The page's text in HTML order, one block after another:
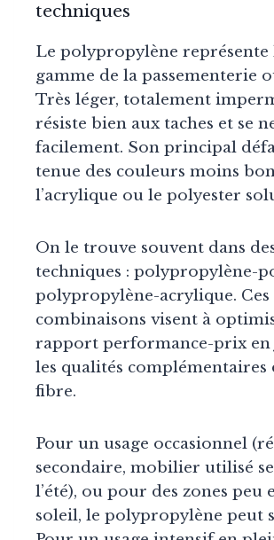
techniques
Le polypropylène représente
gamme de la passementerie
Très léger, totalement
résiste bien aux taches et se
facilement. Son principal
tenue des couleurs moins
l’acrylique ou le polyester
On le trouve souvent dans
techniques : polypropylène-
polypropylène-acrylique. Ces
combinaisons visent à
rapport performance-prix en
les qualités complémentaires
fibre.
Pour un usage occasionnel
secondaire, mobilier utilisé
l’été), ou pour des zones peu
soleil, le polypropylène peut